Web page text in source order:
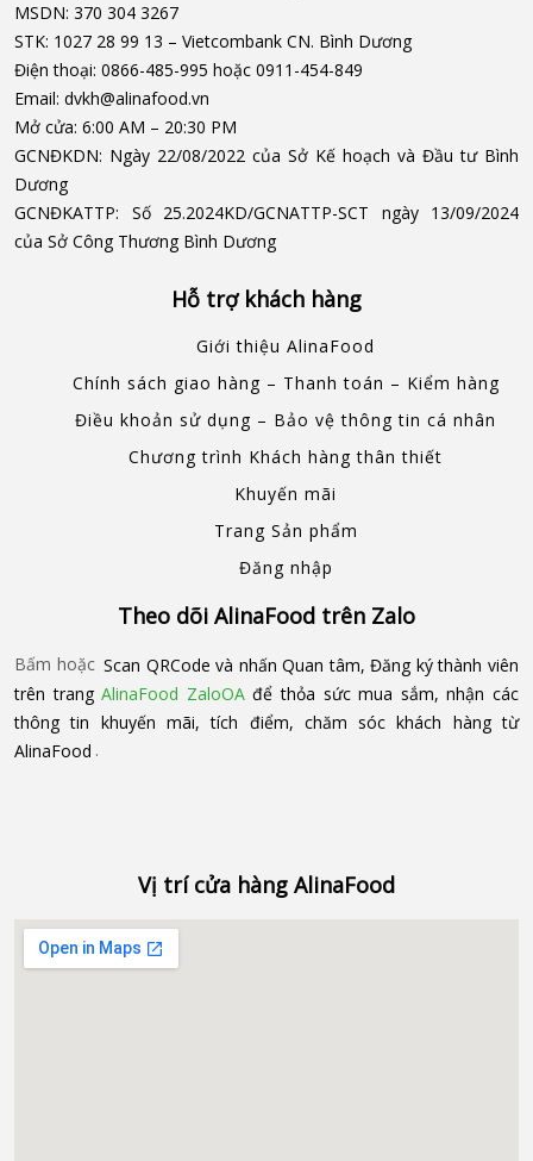
MSDN: 370 304 3267
STK: 1027 28 99 13 – Vietcombank CN. Bình Dương
Điện thoại: 0866-485-995 hoặc 0911-454-849
Email: dvkh@alinafood.vn
Mở cửa: 6:00 AM – 20:30 PM
GCNĐKDN: Ngày 22/08/2022 của Sở Kế hoạch và Đầu tư Bình
Dương
GCNĐKATTP: Số 25.2024KD/GCNATTP-SCT ngày 13/09/2024
của Sở Công Thương Bình Dương
Hỗ trợ khách hàng
Giới thiệu AlinaFood
Chính sách giao hàng – Thanh toán – Kiểm hàng
Điều khoản sử dụng – Bảo vệ thông tin cá nhân
Chương trình Khách hàng thân thiết
Khuyến mãi
Trang Sản phẩm
Đăng nhập
Theo dõi AlinaFood trên Zalo
Bấm hoặc Scan QRCode và nhấn Quan tâm, Đăng ký thành viên
trên trangAlinaFood ZaloOAđể thỏa sức mua sắm, nhận các
thông tin khuyến mãi, tích điểm, chăm sóc khách hàng từ
AlinaFood .
Vị trí cửa hàng AlinaFood